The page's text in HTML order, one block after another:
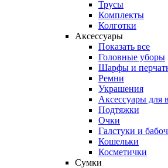
Трусы
Комплекты
Колготки
Аксессуары
Показать все
Головные уборы
Шарфы и
Ремни
Украшения
Аксессуары для
Подтяжки
Очки
Галстуки и
Кошельки
Косметички
Сумки